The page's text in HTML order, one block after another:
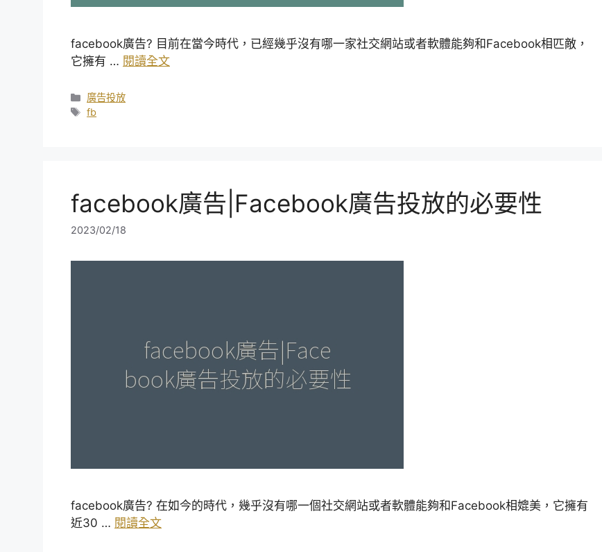
facebook廣告? 目前在當今時代，已經幾乎沒有哪一家社交網站或者軟體能夠和Facebook相匹敵，
它擁有 … 閱讀全文
分
類
廣告投放
標
fb
facebook廣告|Facebook廣告投放的必要性
2023/02/18
facebook廣告? 在如今的時代，幾乎沒有哪一個社交網站或者軟體能夠和Facebook相媲美，它擁有
近30 … 閱讀全文